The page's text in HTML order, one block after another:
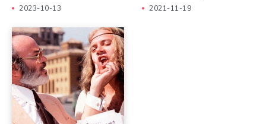
2023-10-13 2021-11-19